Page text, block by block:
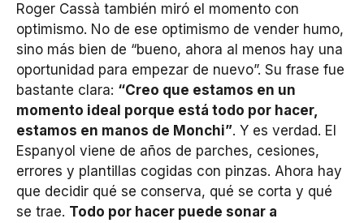
Roger Cassà también miró el momento con
optimismo. No de ese optimismo de vender humo,
sino más bien de “bueno, ahora al menos hay una
oportunidad para empezar de nuevo”. Su frase fue
bastante clara: “Creo que estamos en un
momento ideal porque está todo por hacer,
estamos en manos de Monchi”. Y es verdad. El
Espanyol viene de años de parches, cesiones,
errores y plantillas cogidas con pinzas. Ahora hay
que decidir qué se conserva, qué se corta y qué
se trae. Todo por hacer puede sonar a